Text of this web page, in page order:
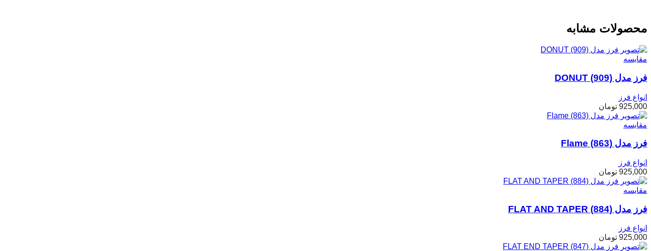
محصولات مشابه
مقایسه
فرز مدل DONUT (909)
انواع فرز
925,000 تومان
مقایسه
فرز مدل Flame (863)
انواع فرز
925,000 تومان
مقایسه
فرز مدل FLAT AND TAPER (884)
انواع فرز
925,000 تومان